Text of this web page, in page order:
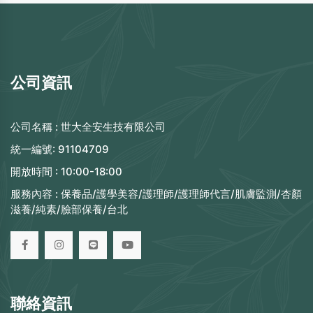
公司資訊
公司名稱 : 世大全安生技有限公司
統一編號: 91104709
開放時間 : 10:00-18:00
服務內容 : 保養品/護學美容/護理師/護理師代言/肌膚監測/杏顏
滋養/純素/臉部保養/台北
聯絡資訊